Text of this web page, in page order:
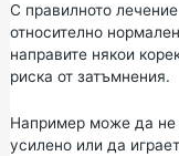
С правилното
относително
направите някои
риска от затъмнения.
Например може да не
усилено или да